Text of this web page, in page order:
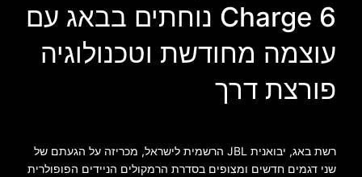
Charge 6 נוחתים בבאג עם
עוצמה מחודשת וטכנולוגיה
פורצת דרך
רשת באג, יבואנית JBL הרשמית לישראל, מכריזה על הגעתם של
שני דגמים חדשים ומצופים בסדרת הרמקולים הניידים הפופולרית